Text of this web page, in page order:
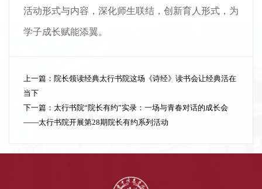
活动形式与内容，深化师生联结，创新育人形式，为
学子成长赋能添翼。
上一篇： 院长领读经典太行书院这场《诗经》读书会让经典活在
当下
下一篇： 太行书院“院长有约”实录：一场与青春对话的成长会
——太行书院开展第28期院长有约系列活动